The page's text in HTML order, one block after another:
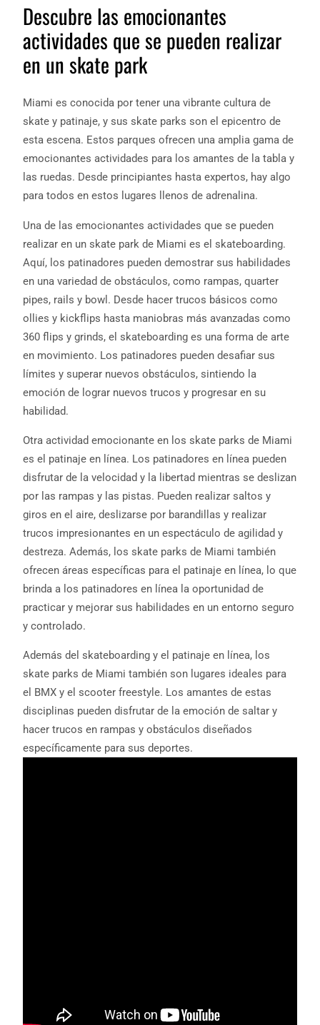
Descubre las emocionantes
actividades que se pueden realizar
en un skate park
Miami es conocida por tener una vibrante cultura de
skate y patinaje, y sus skate parks son el epicentro de
esta escena. Estos parques ofrecen una amplia gama de
emocionantes actividades para los amantes de la tabla y
las ruedas. Desde principiantes hasta expertos, hay algo
para todos en estos lugares llenos de adrenalina.
Una de las emocionantes actividades que se pueden
realizar en un skate park de Miami es el skateboarding.
Aquí, los patinadores pueden demostrar sus habilidades
en una variedad de obstáculos, como rampas, quarter
pipes, rails y bowl. Desde hacer trucos básicos como
ollies y kickflips hasta maniobras más avanzadas como
360 flips y grinds, el skateboarding es una forma de arte
en movimiento. Los patinadores pueden desafiar sus
límites y superar nuevos obstáculos, sintiendo la
emoción de lograr nuevos trucos y progresar en su
habilidad.
Otra actividad emocionante en los skate parks de Miami
es el patinaje en línea. Los patinadores en línea pueden
disfrutar de la velocidad y la libertad mientras se deslizan
por las rampas y las pistas. Pueden realizar saltos y
giros en el aire, deslizarse por barandillas y realizar
trucos impresionantes en un espectáculo de agilidad y
destreza. Además, los skate parks de Miami también
ofrecen áreas específicas para el patinaje en línea, lo que
brinda a los patinadores en línea la oportunidad de
practicar y mejorar sus habilidades en un entorno seguro
y controlado.
Además del skateboarding y el patinaje en línea, los
skate parks de Miami también son lugares ideales para
el BMX y el scooter freestyle. Los amantes de estas
disciplinas pueden disfrutar de la emoción de saltar y
hacer trucos en rampas y obstáculos diseñados
específicamente para sus deportes.